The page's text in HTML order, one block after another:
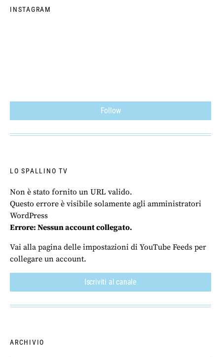
INSTAGRAM
Follow
LO SPALLINO TV
Non è stato fornito un URL valido.
Questo errore è visibile solamente agli amministratori
WordPress
Errore: Nessun account collegato.
Vai alla pagina delle impostazioni di YouTube Feeds per
collegare un account.
Iscriviti al canale
ARCHIVIO